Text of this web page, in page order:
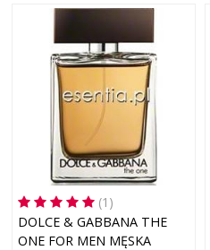
(1)
DOLCE & GABBANA THE
ONE FOR MEN MĘSKA